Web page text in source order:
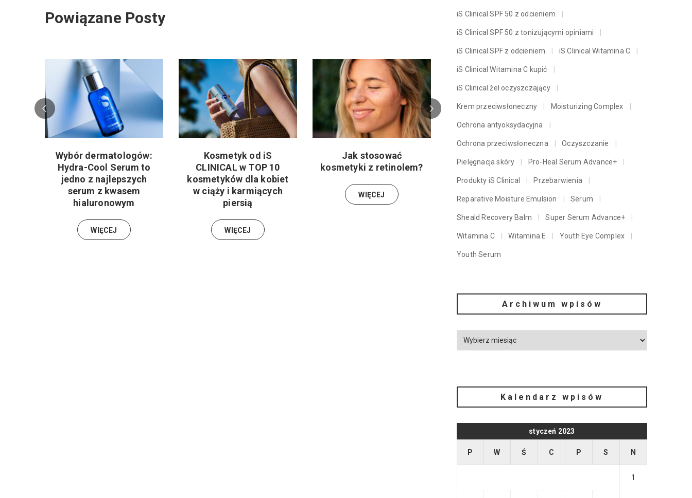
Powiązane Posty
Wybór dermatologów:
Hydra-Cool Serum to
jedno z najlepszych
serum z kwasem
hialuronowym
WIĘCEJ
Kosmetyk od iS
CLINICAL w TOP 10
kosmetyków dla kobiet
w ciąży i karmiących
piersią
WIĘCEJ
Jak stosować
kosmetyki z retinolem?
WIĘCEJ
trudnej drodze
WIĘCEJ
najlepszy peeling roku
iS Clinical SPF 50 z odcieniem
iS Clinical SPF 50 z tonizującymi opiniami
iS Clinical SPF z odcieniem iS Clinical Witamina C
iS Clinical Witamina C kupić
iS Clinical żel oczyszczający
Krem przeciwsłoneczny Moisturizing Complex
Ochrona antyoksydacyjna
Ochrona przeciwsłoneczna Oczyszczanie
Pielęgnacja skóry Pro-Heal Serum Advance+
Produkty iS Clinical Przebarwienia
Reparative Moisture Emulsion Serum
Sheald Recovery Balm Super Serum Advance+
Witamina C Witamina E Youth Eye Complex
Youth Serum
Archiwum wpisów
Kalendarz wpisów
styczeń 2023
P W Ś C P S N
1